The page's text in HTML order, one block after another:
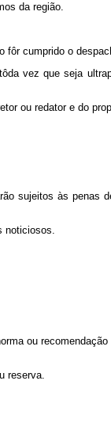
da região.
fôr cumprido o
vez que seja
ou redator e do
sujeitos às penas
noticiosos.
ou recomendação
reserva.